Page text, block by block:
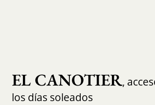
EL CANOTIER,
los días soleados